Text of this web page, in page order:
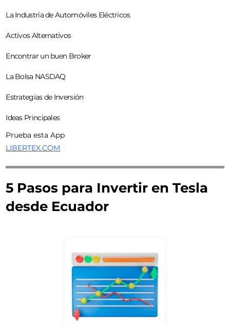
La Industria de Automóviles Eléctricos
Activos Alternativos
Encontrar un buen Broker
La Bolsa NASDAQ
Estrategias de Inversión
Ideas Principales
Prueba esta App
LIBERTEX.COM
5 Pasos para Invertir en Tesla
desde Ecuador